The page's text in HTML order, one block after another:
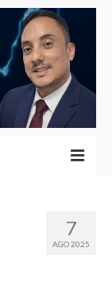
7
AGO 2025